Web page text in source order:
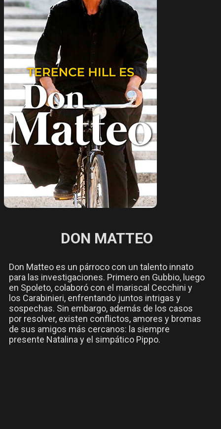
DON MATTEO
Don Matteo es un párroco con un talento innato
para las investigaciones. Primero en Gubbio, luego
en Spoleto, colaboró con el mariscal Cecchini y
los Carabinieri, enfrentando juntos intrigas y
sospechas. Sin embargo, además de los casos
por resolver, existen conflictos, amores y bromas
de sus amigos más cercanos: la siempre
presente Natalina y el simpático Pippo.